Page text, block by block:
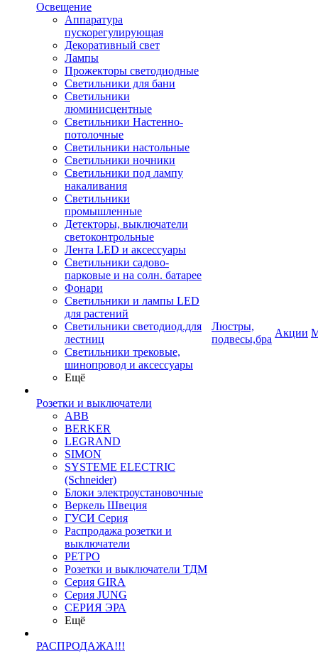
Освещение
Аппаратура
пускорегулирующая
Декоративный свет
Лампы
Прожекторы светодиодные
Светильники для бани
Светильники
люминисцентные
Светильники Настенно-
потолочные
Светильники настольные
Светильники ночники
Светильники под лампу
накаливания
Светильники
промышленные
Детекторы, выключатели
светоконтрольные
Лента LED и аксессуары
Светильники садово-
парковые и на солн. батарее
Фонари
Светильники и лампы LED
для растений
Светильники светодиод.для
лестниц
Светильники трековые,
шинопровод и аксессуары
Ещё
Розетки и выключатели
ABB
BERKER
LEGRAND
SIMON
SYSTEME ELECTRIC
(Schneider)
Блоки электроустановочные
Веркель Швеция
ГУСИ Серия
Распродажа розетки и
выключатели
РЕТРО
Розетки и выключатели ТДМ
Серия GIRA
Серия JUNG
СЕРИЯ ЭРА
Ещё
РАСПРОДАЖА!!!
Люстры,
подвесы,бра
Акции